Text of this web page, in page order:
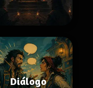
Diálogo